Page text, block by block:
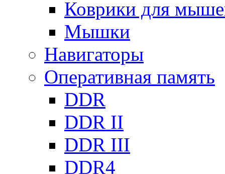
Коврики для
Мышки
Навигаторы
Оперативная память
DDR
DDR II
DDR III
DDR4